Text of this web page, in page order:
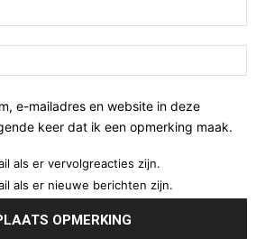
e-mailadres en website in deze
keer dat ik een opmerking maak.
als er vervolgreacties zijn.
als er nieuwe berichten zijn.